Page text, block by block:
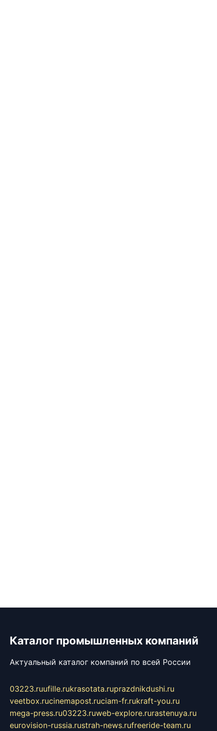
Каталог промышленных компаний
Актуальный каталог компаний по всей России
03223.ruufille.rukrasotata.ruprazdnikdushi.ru
veetbox.rucinemapost.ruciam-fr.rukraft-you.ru
mega-press.ru03223.ruweb-explore.rurastenuya.ru
eurovision-russia.rustrah-news.rufreeride-team.ru